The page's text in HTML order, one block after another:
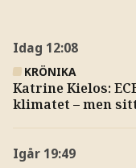
Idag 12:08
KRÖNIKA
Katrine Kielos:
klimatet – men
Igår 19:49